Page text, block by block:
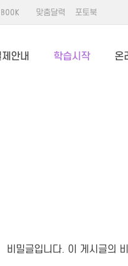
맞춤달력 포토북
안내 학습시작 온
비밀글입니다. 이 게시글의